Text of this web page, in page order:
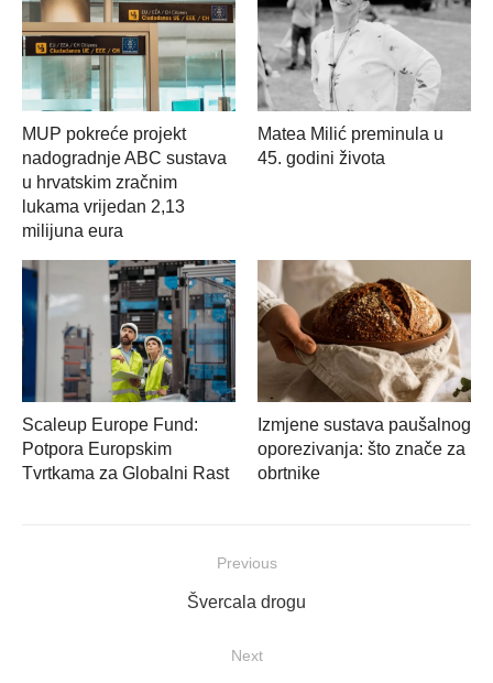
MUP pokreće projekt
nadogradnje ABC sustava
u hrvatskim zračnim
lukama vrijedan 2,13
milijuna eura
Matea Milić preminula u
45. godini života
Scaleup Europe Fund:
Potpora Europskim
Tvrtkama za Globalni Rast
Izmjene sustava paušalnog
oporezivanja: što znače za
obrtnike
Previous
Previous
Švercala drogu
Next